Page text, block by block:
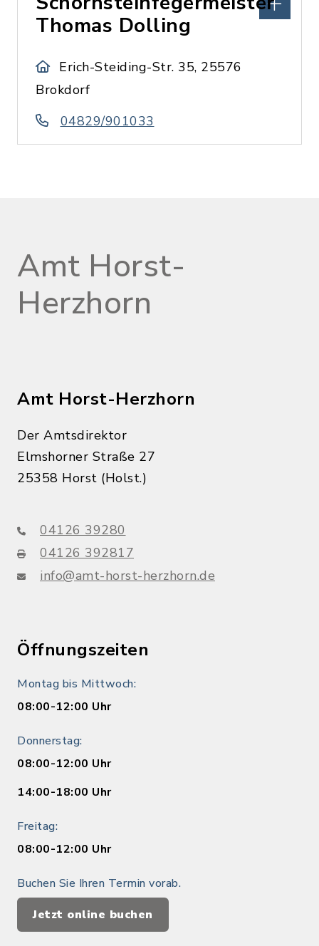
Thomas Dolling
Erich-Steiding-Str. 35, 25576
Brokdorf
04829/901033
Amt Horst-
Herzhorn
Amt Horst-Herzhorn
Der Amtsdirektor
Elmshorner Straße 27
25358 Horst (Holst.)
04126 39280
04126 392817
info@amt-horst-herzhorn.de
Öffnungszeiten
Montag bis Mittwoch:
08:00-12:00 Uhr
Donnerstag:
08:00-12:00 Uhr
14:00-18:00 Uhr
Freitag:
08:00-12:00 Uhr
Buchen Sie Ihren Termin vorab.
Jetzt online buchen